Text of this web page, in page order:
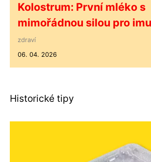
Kolostrum: První mléko s
mimořádnou silou pro
zdraví
06. 04. 2026
Historické tipy